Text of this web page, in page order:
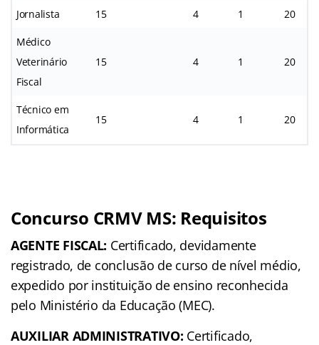
Jornalista 15 4 1 20
Médico
Veterinário
Fiscal
15 4 1 20
Técnico em
Informática
15 4 1 20
Concurso CRMV MS: Requisitos
AGENTE FISCAL: Certificado, devidamente
registrado, de conclusão de curso de nível médio,
expedido por instituição de ensino reconhecida
pelo Ministério da Educação (MEC).
AUXILIAR ADMINISTRATIVO: Certificado,